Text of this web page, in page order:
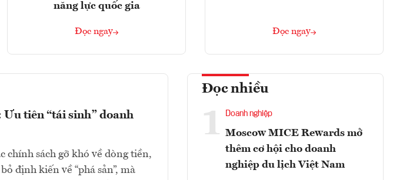
năng lực quốc gia
Đọc ngay Đọc ngay
tiên “tái sinh” doanh
chính sách gỡ khó về dòng tiền,
định kiến về “phá sản”, mà
Đọc nhiều
1 Doanh nghiệp
Moscow MICE Rewards mở
thêm cơ hội cho doanh
nghiệp du lịch Việt Nam